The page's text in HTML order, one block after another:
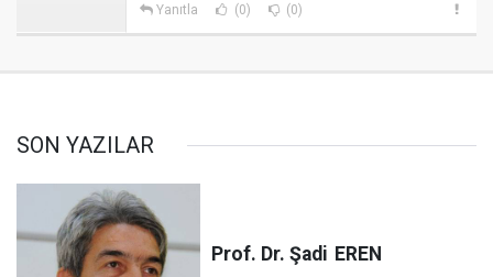
Yanıtla (0) (0)
SON YAZILAR
Prof. Dr. Şadi EREN